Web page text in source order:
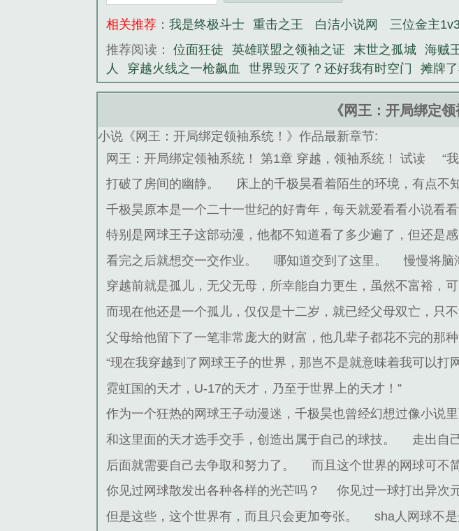
相关推荐 ：我是终极斗士 重击之王 白洁小说网
三位金主
推荐阅读： 位面狂徒 英雄联盟之领袖之证 末世之孤城 海贼
人
穿越火线之一枪飙血 世界毁灭了？还好我有时空门 摊牌
《网王：开局绑定
小说《网王：开局绑定领袖系统！》作品最新章节:
网王：开局绑定领袖系统！ 第1章 穿越，领袖系统！ 试读
“
打破了房间的幽静。
床上的千极昊看着陌生的环境，有点不
千极昊原本是一个二十一世纪的好青年，每天就爱看看小说看看
特别是网球王子这部动漫，他都不知道看了多少遍了，但还是感
看完之后就想交一交作业。
哪知道交到了这里。 慢慢将脑
穿越前就是孤儿，无父无母，所幸能自力更生，虽然不富裕，可
而现在他还是一个孤儿，仅仅是十二岁，就已经父母双亡，只
父母给他留下了一笔非常庞大的财富，他几辈子都花不完的那种
“现在我穿越到了网球王子的世界，那岂不是就意味着我可以打
霓虹国的天才，U-17的天才，乃至于世界上的天才！”
作为一个狂热的网球王子动漫迷，千极昊也曾经幻想过像小说
和这里面的天才选手交手，创造出属于自己的球技。
走出自
后面就需要自己去争取和努力了。
而且这个世界的网球可不
你见过网球散发出各种各样的光芒吗？
你见过一球打出异次
但是这些，这个世界有，而且只会更加夸张。
sha人网球不是